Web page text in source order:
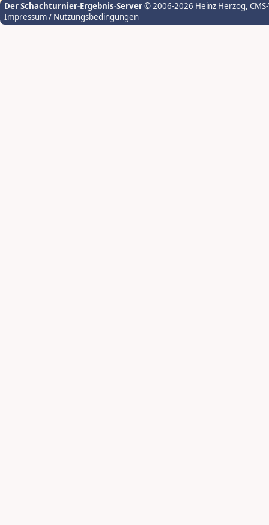
Der Schachturnier-Ergebnis-Server© 2006-2026 Heinz Herzog,
Impressum / Nutzungsbedingungen